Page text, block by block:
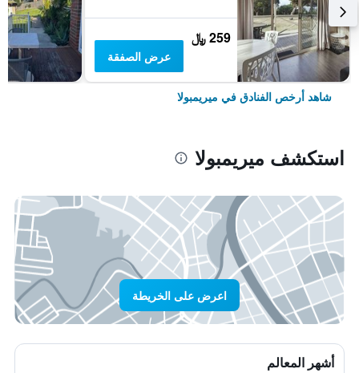
259 ﷼
عرض الصفقة
شاهد أرخص الفنادق في ميريمبولا
استكشف ميريمبولا
اعرض على الخريطة
أشهر المعالم